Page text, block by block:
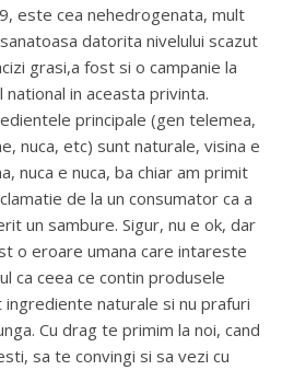
este cea nehedrogenata, mult
datorita nivelului scazut
grasi,a fost si o campanie la
national in aceasta privinta.
principale (gen telemea,
nuca, etc) sunt naturale, visina e
nuca e nuca, ba chiar am primit
de la un consumator ca a
un sambure. Sigur, nu e ok, dar
o eroare umana care intareste
ca ceea ce contin produsele
ingrediente naturale si nu prafuri
Cu drag te primim la noi, cand
sa te convingi si sa vezi cu